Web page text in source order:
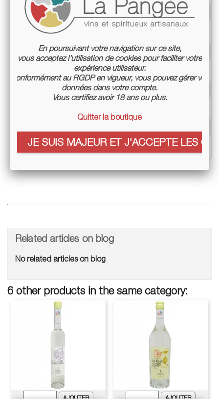
Cépage Mauzac rose
Millésime
Teneur en alcool 45%
AB
Mode de culture Culture biologique certifiée
Conditionnement Bouteille 50cl
Related articles on blog
No related articles on blog
6 other products in the same category:
En poursuivant votre navigation sur ce site,
vous acceptez l’utilisation de cookies pour faciliter votre
expérience utilisateur.
Conformément au RGDP en vigueur, vous pouvez gérer vos
données dans votre compte.
Vous certifiez avoir 18 ans ou plus.
Quitter la boutique
JE SUIS MAJEUR ET J'ACCEPTE LES